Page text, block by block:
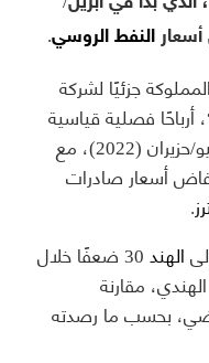
النفط الروسي.
جزئيًا لشركة
أرباحًا فصلية قياسية
خلال المدة من أبريل/نيسان إلى يونيو/حزيران (2022)، مع
أسعار صادرات
.
الهند
30 ضعفًا خلال
الهندي، مقارنة
بحسب ما رصدته